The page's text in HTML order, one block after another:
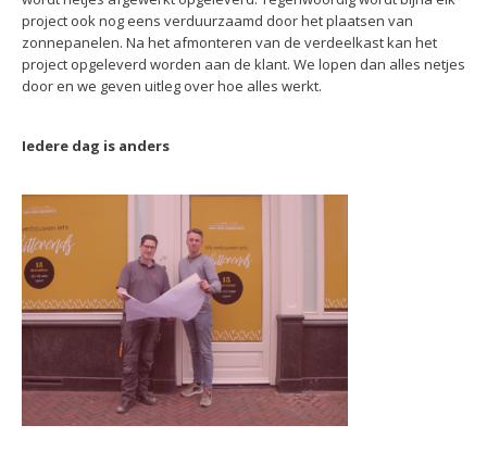
project ook nog eens verduurzaamd door het plaatsen van
zonnepanelen. Na het afmonteren van de verdeelkast kan het
project opgeleverd worden aan de klant. We lopen dan alles netjes
door en we geven uitleg over hoe alles werkt.
Iedere dag is anders